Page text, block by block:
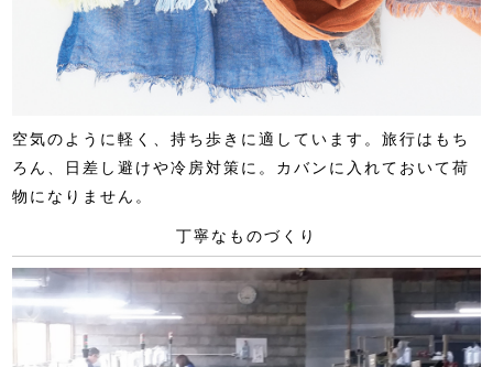
空気のように軽く、持ち歩きに適しています。旅行はもち
ろん、日差し避けや冷房対策に。カバンに入れておいて荷
物になりません。
丁寧なものづくり